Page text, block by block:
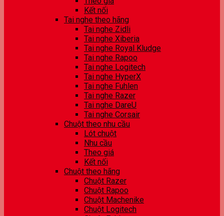
Kết nối
Tai nghe theo hãng
Tai nghe Zidli
Tai nghe Xiberia
Tai nghe Royal Kludge
Tai nghe Rapoo
Tai nghe Logitech
Tai nghe HyperX
Tai nghe Fuhlen
Tai nghe Razer
Tai nghe DareU
Tai nghe Corsair
Chuột theo nhu cầu
Lót chuột
Nhu cầu
Theo giá
Kết nối
Chuột theo hãng
Chuột Razer
Chuột Rapoo
Chuột Machenike
Chuột Logitech